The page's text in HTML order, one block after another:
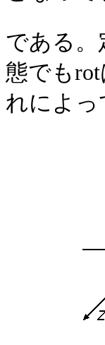
である。
態でも
れによっ